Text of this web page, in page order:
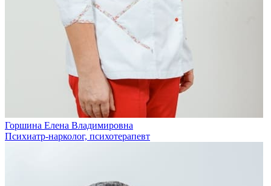
Горшина Елена Владимировна
Психиатр-нарколог, психотерапевт